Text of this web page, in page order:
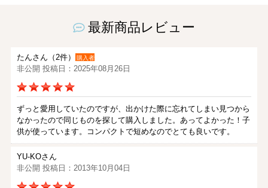
最新商品レビュー
たんさん（2件） 購入者
非公開 投稿日：2025年08月26日
ずっと愛用していたのですが、出かけた際に忘れてしまい見つから
なかったので同じものを探して購入しました。あってよかった！子
供が使っています。コンパクトで短めなのでとても良いです。
YU-KOさん
非公開 投稿日：2013年10月04日